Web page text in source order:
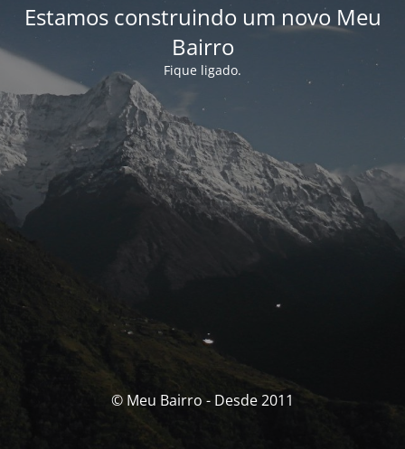
Estamos construindo um novo Meu
Bairro
Fique ligado.
© Meu Bairro - Desde 2011